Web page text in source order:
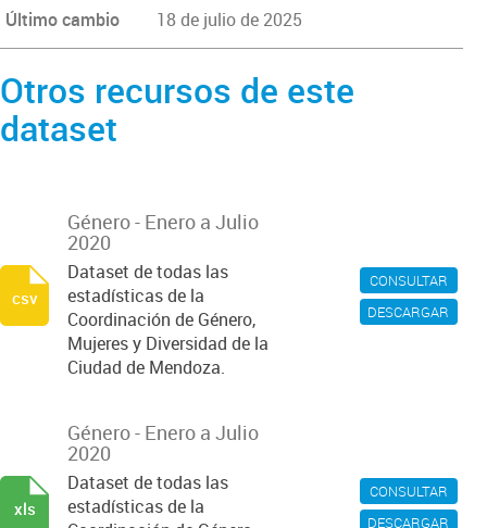
Último cambio 18 de julio de 2025
Otros recursos de este
dataset
CONSULTAR
DESCARGAR
Género - Enero a Julio
2020
Dataset de todas las
estadísticas de la
Coordinación de Género,
Mujeres y Diversidad de la
Ciudad de Mendoza.
csv
CONSULTAR
DESCARGAR
Género - Enero a Julio
2020
Dataset de todas las
estadísticas de la
xls